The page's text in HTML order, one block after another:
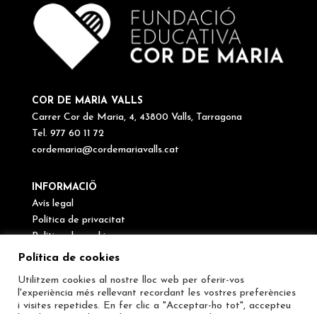
COR DE MARIA VALLS
Carrer Cor de Maria, 4, 43800 Valls, Tarragona
Tel. 977 60 11 72
cordemaria@cordemariavalls.cat
INFORMACIÖ
Avís legal
Política de privacitat
Política de cookies
Canal de denúncies
SEGUEIX-NOS
Política de cookies
Utilitzem cookies al nostre lloc web per oferir-vos
l'experiència més rellevant recordant les vostres preferències
i visites repetides. En fer clic a "Acceptar-ho tot", accepteu